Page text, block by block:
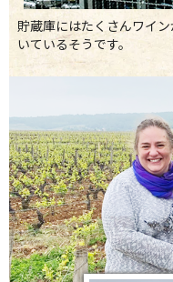
貯蔵庫にはたくさんワイ
いているそうです。